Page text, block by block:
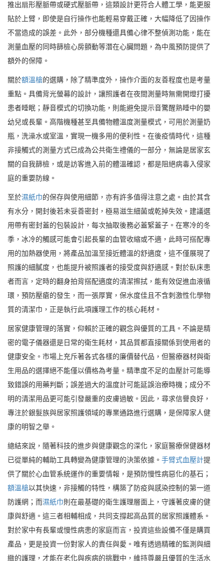
推出扇形壓脈帶或硬式壓脈帶，這類設計更符合人體工學，能更服
貼於上臂，即使是自行操作也能輕易穿戴正確，大幅降低了因操作
不當造成的誤差。此外，部分機種還具備心律不整偵測功能，能在
測量血壓的同時篩檢心房顫動等潛在心臟問題，為中風預防提供了
額外的保障。
關於額溫槍的選購，除了精準度外，操作介面的友善程度也是考量
重點。具備背光螢幕的設計，讓照護者在夜間測量時無需開燈打擾
患者睡眠；靜音模式的切換功能，則能避免提示音驚醒熟睡中的嬰
幼兒或長輩。高階機種甚至具備物體溫度測量模式，可用於測量奶
瓶，洗澡水或室溫，實現一機多用的便利性。在後疫情時代，這種
非接觸式的測量方式已成為公共衛生禮儀的一部分，無論是居家玄
關的自我篩檢，或是訪客進入前的體溫確認，都是阻絕病毒入侵家
庭的重要防線。
至於濕紙巾的保存與使用細節，亦有許多值得注意之處。由於其含
有水分，開封後若未妥善密封，極易滋生細菌或乾掉失效。建議選
用帶有密封蓋的包裝設計，每次抽取後務必蓋緊蓋子。在寒冷的冬
季，冰冷的觸感可能會引起長輩的血管收縮或不適，此時可搭配專
用的加熱器使用，將產品加溫至接近體溫的舒適度，這不僅展現了
照護的細膩度，也能提升被照護者的接受度與舒適感。對於臥床患
者而言，定時的翻身拍背搭配適度的清潔擦拭，能有效促進血液循
環，預防壓瘡的發生，而一張厚實，保水度佳且不含刺激性化學物
質的清潔巾，正是執行此項護理工作的核心耗材。
居家健康管理的落實，仰賴於正確的觀念與優質的工具。不論是精
密的電子儀器還是日常的衛生耗材，其品質都直接關係到使用者的
健康安全。市場上充斥著各式各樣的廉價替代品，但醫療器材與衛
生用品的選擇絕不能僅以價格為考量。精準度不足的血壓計可能導
致錯誤的用藥判斷；誤差過大的溫度計可能延誤治療時機；成分不
明的清潔用品更可能引發嚴重的皮膚過敏。因此，尋求信譽良好，
專注於銀髮族與居家照護領域的專業通路進行選購，是保障家人健
康的明智之舉。
總結來說，隨著科技的進步與健康觀念的深化，家庭醫療保健器材
已從單純的輔助工具轉變為健康管理的決策依據。 手臂式血壓計提
供了關於心血管系統運作的重要情報，是預防慢性病惡化的基石；
額溫槍以其快速，非接觸的特性，構築了防疫與感染控制的第一道
防護網；而濕紙巾則在最基礎的衛生護理層面上，守護著皮膚的健
康與舒適。這三者相輔相成，共同支撐起高品質的居家照護體系。
對於家中有長輩或慢性病患的家庭而言，投資這些設備不僅是購買
產品，更是投資一份對家人的責任與愛。唯有透過精確的監測與細
緻的護理，才能在老化與疾病的挑戰中，維持尊嚴且優質的生活水